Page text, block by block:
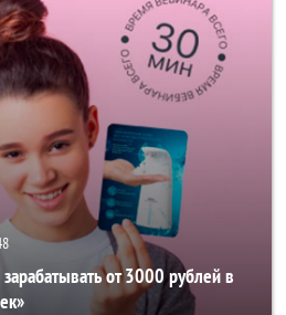
от 3000 рублей в